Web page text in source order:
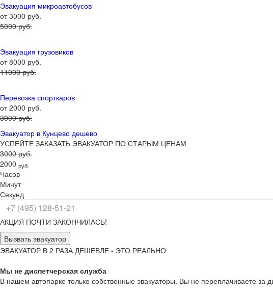
Эвакуация микроавтобусов
от 3000 руб.
5000 руб.
Эвакуация грузовиков
от 8000 руб.
11000 руб.
Перевозка спорткаров
от 2000 руб.
3000 руб.
Эвакуатор в Кунцево дешево
УСПЕЙТЕ ЗАКАЗАТЬ ЭВАКУАТОР ПО СТАРЫМ ЦЕНАМ
3000 руб.
2000 руб.
Часов
Минут
Секунд
АКЦИЯ ПОЧТИ ЗАКОНЧИЛАСЬ!
Вызвать эвакуатор
ЭВАКУАТОР В 2 РАЗА ДЕШЕВЛЕ - ЭТО РЕАЛЬНО
Мы не диспетчерская служба
В нашем автопарке только собственные эвакуаторы. Вы не переплачиваете за